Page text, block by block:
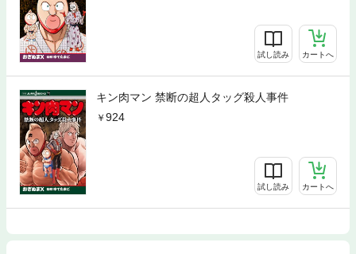
試し読み カートへ
キン肉マン 禁断の超人タッグ殺人事件
924
試し読み カートへ